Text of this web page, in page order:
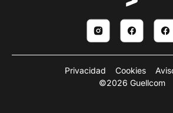
©2026 Guellcom
Privacidad Cookies